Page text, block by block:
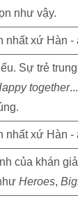
như vậy.
Sự trẻ
together
của khán
Heroes,